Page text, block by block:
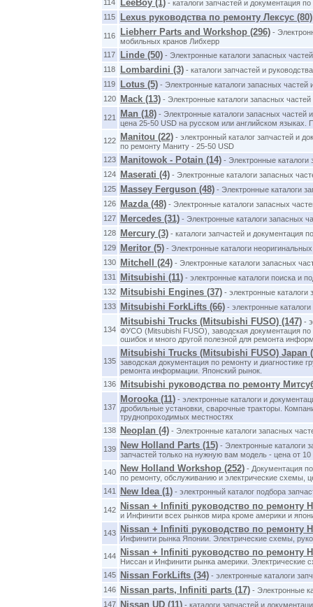
114
LeeBoy (1) - каталоги запчастей и документация
115
Lexus руководства по ремонту Лексус (80)
116 Liebherr Parts and Workshop (296) -
мобильных кранов Либхерр
117
Linde (50) - Электронные каталоги запасных
118
Lombardini (3) - каталоги запчастей и
119
Lotus (5) - Электронные каталоги запасных
120
Mack (13) - Электронные каталоги запасных
121 Man (18) - Электронные каталоги запасных
цена 25-50 USD на русском или английском
122 Manitou (22) - электронный каталог запчастей и
по ремонту Маниту - 25-50 USD
123
Manitowok - Potain (14) - Электронные каталоги
124
Maserati (4) - Электронные каталоги запасных
125
Massey Ferguson (48) - Электронные каталоги
126
Mazda (48) - Электронные каталоги запасных
127
Mercedes (31) - Электронные каталоги запасных
128
Mercury (3) - каталоги запчастей и документация
129
Meritor (5) - Электронные каталоги
130
Mitchell (24) - Электронные каталоги запасных
131
Mitsubishi (11) - электронные каталоги поиска и
132
Mitsubishi Engines (37) - электронные каталоги
133
Mitsubishi ForkLifts (66) - электронные
134
Mitsubishi Trucks (Mitsubishi FUSO) (147) -
ФУСО (Mitsubishi FUSO), заводская документация
ошибок и много другой полезной для ремонта
135
Mitsubishi Trucks (Mitsubishi FUSO) Japan
заводская документация по ремонту и диагностике
ремонта информации. Японский рынок.
136
Mitsubishi руководства по ремонту
137
Morooka (11) - электронные каталоги и
дробильные установки, сварочные тракторы.
труднопроходимых местностях
138
Neoplan (4) - Электронные каталоги запасных
139 New Holland Parts (15) - Электронные каталоги
запчастей только на нужную вам модель - цена от 10
140 New Holland Workshop (252) - Документация
по ремонту, обслуживанию и электрические схемы,
141
New Idea (1) - электронный каталог подбора
142 Nissan + Infiniti руководство по ремонту
и Инфинити всех рынков мира кроме америки и
143 Nissan + Infiniti руководство по ремонту
Инфинити рынка Японии. Электрические схемы,
144 Nissan + Infiniti руководство по ремонту
Ниссан и Инфинити рынка америки. Электрические
145
Nissan ForkLifts (34) - электронные каталоги
146
Nissan parts, Infiniti parts (17) - Электронные
147
Nissan UD (11) - каталоги запчастей и